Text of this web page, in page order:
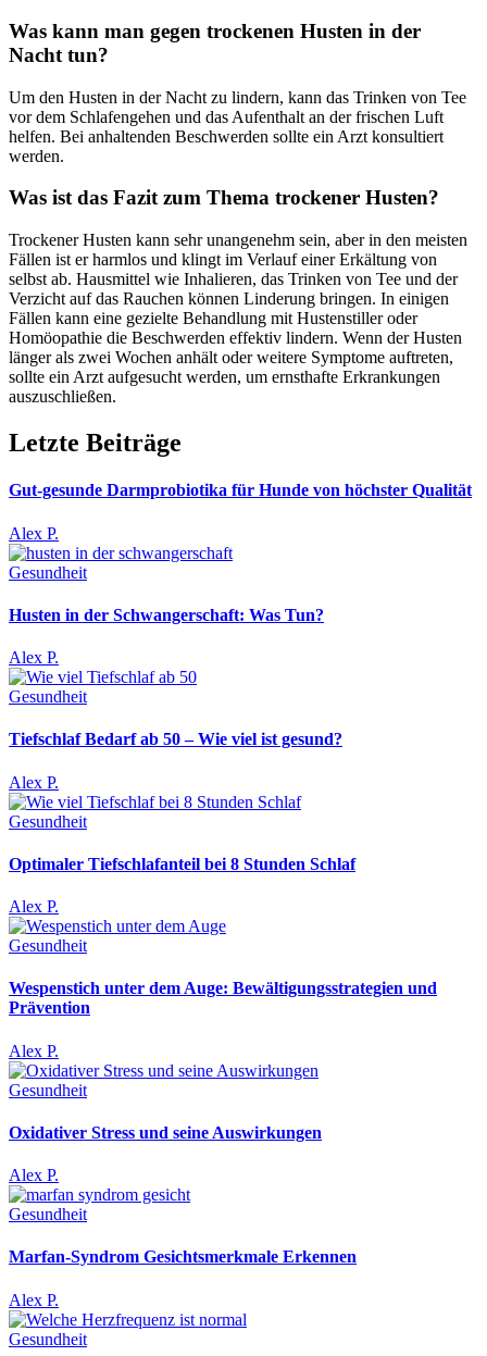
Was kann man gegen trockenen Husten in der
Nacht tun?
Um den Husten in der Nacht zu lindern, kann das Trinken von Tee
vor dem Schlafengehen und das Aufenthalt an der frischen Luft
helfen. Bei anhaltenden Beschwerden sollte ein Arzt konsultiert
werden.
Was ist das Fazit zum Thema trockener Husten?
Trockener Husten kann sehr unangenehm sein, aber in den meisten
Fällen ist er harmlos und klingt im Verlauf einer Erkältung von
selbst ab. Hausmittel wie Inhalieren, das Trinken von Tee und der
Verzicht auf das Rauchen können Linderung bringen. In einigen
Fällen kann eine gezielte Behandlung mit Hustenstiller oder
Homöopathie die Beschwerden effektiv lindern. Wenn der Husten
länger als zwei Wochen anhält oder weitere Symptome auftreten,
sollte ein Arzt aufgesucht werden, um ernsthafte Erkrankungen
auszuschließen.
Letzte Beiträge
Gut-gesunde Darmprobiotika für Hunde von höchster Qualität
Alex P.
Gesundheit
Husten in der Schwangerschaft: Was Tun?
Alex P.
Gesundheit
Tiefschlaf Bedarf ab 50 – Wie viel ist gesund?
Alex P.
Gesundheit
Optimaler Tiefschlafanteil bei 8 Stunden Schlaf
Alex P.
Gesundheit
Wespenstich unter dem Auge: Bewältigungsstrategien und
Prävention
Alex P.
Gesundheit
Oxidativer Stress und seine Auswirkungen
Alex P.
Gesundheit
Marfan-Syndrom Gesichtsmerkmale Erkennen
Alex P.
Gesundheit